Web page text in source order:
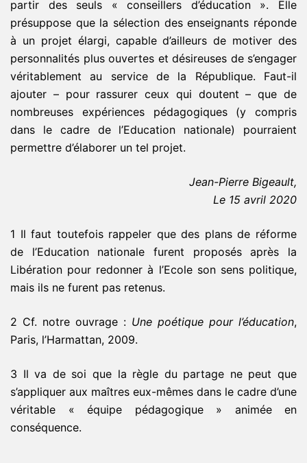
partir des seuls « conseillers d’éducation ». Elle
présuppose que la sélection des enseignants réponde
à un projet élargi, capable d’ailleurs de motiver des
personnalités plus ouvertes et désireuses de s’engager
véritablement au service de la République. Faut-il
ajouter – pour rassurer ceux qui doutent – que de
nombreuses expériences pédagogiques (y compris
dans le cadre de l’Education nationale) pourraient
permettre d’élaborer un tel projet.
Jean-Pierre Bigeault,
Le 15 avril 2020
1 Il faut toutefois rappeler que des plans de réforme
de l’Education nationale furent proposés après la
Libération pour redonner à l’Ecole son sens politique,
mais ils ne furent pas retenus.
2 Cf. notre ouvrage : Une poétique pour l’éducation,
Paris, l’Harmattan, 2009.
3 Il va de soi que la règle du partage ne peut que
s’appliquer aux maîtres eux-mêmes dans le cadre d’une
véritable « équipe pédagogique » animée en
conséquence.